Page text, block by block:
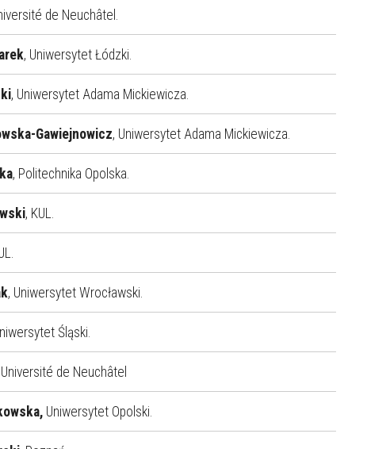
de Neuchâtel.
, Uniwersytet Łódzki.
, Uniwersytet Adama Mickiewicza.
Gawiejnowicz, Uniwersytet Adama Mickiewicza.
, Politechnika Opolska.
, KUL.
, Uniwersytet Wrocławski.
Śląski.
Université de Neuchâtel
Uniwersytet Opolski.